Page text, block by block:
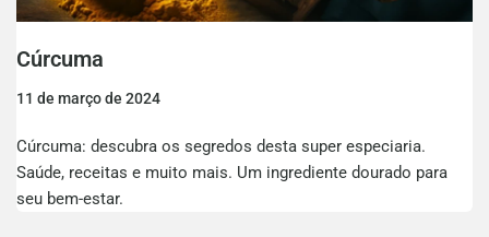
Cúrcuma
11 de março de 2024
Cúrcuma: descubra os segredos desta super especiaria.
Saúde, receitas e muito mais. Um ingrediente dourado para
seu bem-estar.